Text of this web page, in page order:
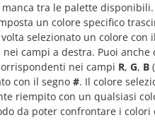
tra le palette
un colore specifico
selezionato un colore con
campi a destra. Puoi
nei campi R, G, B
con il segno #. Il colore
riempito con un qualsiasi
da poter confrontare i colori